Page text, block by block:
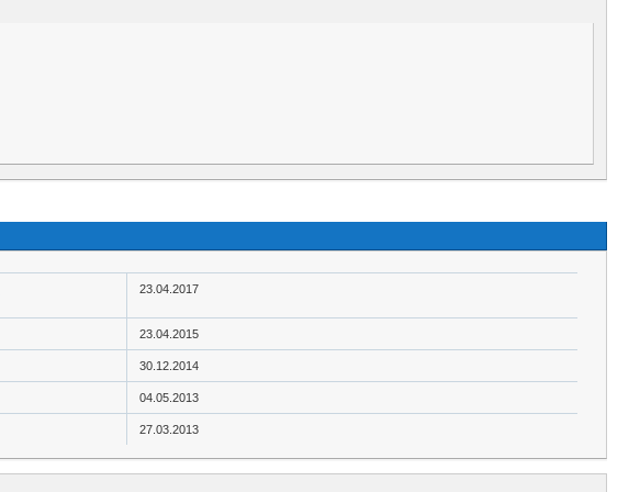
23.04.2017
23.04.2015
30.12.2014
04.05.2013
27.03.2013